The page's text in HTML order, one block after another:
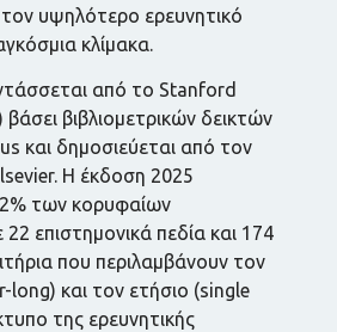
υψηλότερο ερευνητικό
κλίμακα.
από το Stanford
βιβλιομετρικών δεικτών
και δημοσιεύεται από τον
H έκδοση 2025
των κορυφαίων
επιστημονικά πεδία και 174
που περιλαμβάνουν τον
long) και τον ετήσιο (single
της ερευνητικής